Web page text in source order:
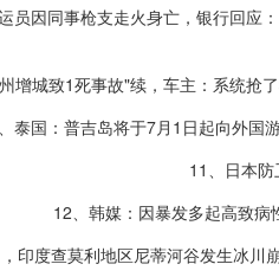
员因同事枪支走火身亡，银行回应
增城致1死事故"续，车主：系统抢
泰国：普吉岛将于7月1日起向外国
11、日本
12、韩媒：因暴发多起高致病
印度查莫利地区尼蒂河谷发生冰川